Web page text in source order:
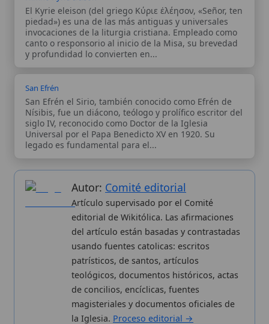
la Iglesia.Proceso editorial →
Wikitólica © 2026 . Enciclopedia del patrimonio doctrinal,
histórico y litúrgico de la Iglesia Católica. Parte de la red formativa
Valencia, España.
Carlo Acutis.
Sobre nosotros
Proceso editorial
Publicación seriada
Datos abiertos
Estadísticas
Política de privacidad
Categorias
Más visitados
Nuevas entradas
Cambios recientes
Aplicaciones
Widgets para tu web
✦ SÍGUENOS EN
Canal de WhatsApp
Únete · publicación regular
Perfil de Instagram